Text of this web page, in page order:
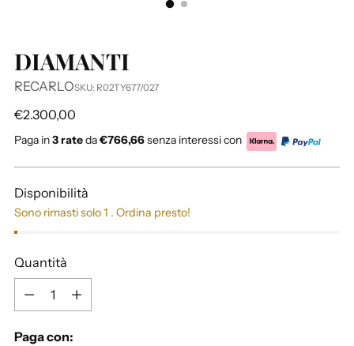
DIAMANTI
RECARLOSKU: R02TY677/027
Prezzo
di
€2.300,00
Paga in3 rateda€766,66senza interessi con
Disponibilità
Sono rimasti solo 1 . Ordina presto!
Quantità
Quantità
Paga con: